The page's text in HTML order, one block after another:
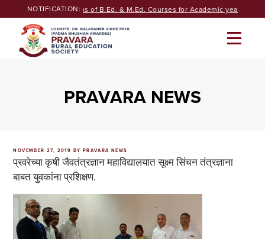
to
NOTIFICATION:
Seeking Admissions of B.Ed. & M.Ed. Courses for Academic year 2026-
PRAVARA NEWS
POSTED
ON
NOVEMBER 27, 2019 BY PRAVARA NEWS
प्रवरेच्या कृषी जैवतंत्रज्ञान महाविद्यालयात सूक्ष्म सिंचन तंत्रज्ञाना
बाबत युवकांना प्रशिक्षण.